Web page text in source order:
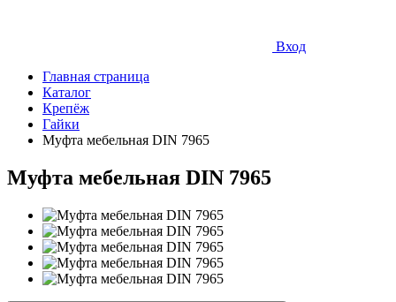
Вход
Главная страница
Каталог
Крепёж
Гайки
Муфта мебельная DIN 7965
Муфта мебельная DIN 7965